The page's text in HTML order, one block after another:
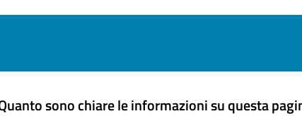
sono chiare le informazioni su questa